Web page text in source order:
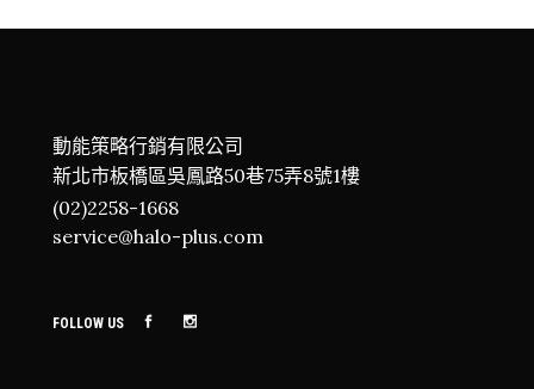
動能策略行銷有限公司
新北市板橋區吳鳳路50巷75弄8號1樓
(02)2258-1668
service@halo-plus.com
FOLLOW US